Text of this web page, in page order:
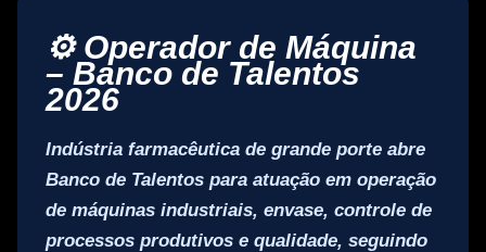
⚙️ Operador de Máquina
– Banco de Talentos
2026
Indústria farmacêutica de grande porte abre
Banco de Talentos para atuação em operação
de máquinas industriais, envase, controle de
processos produtivos e qualidade, seguindo